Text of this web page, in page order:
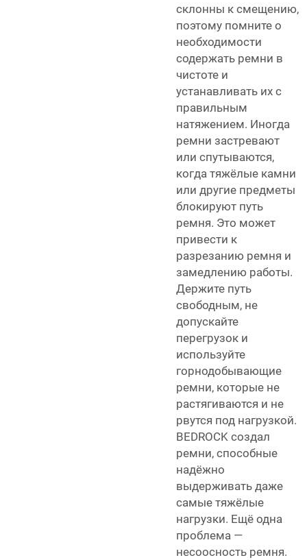
склонны к смещению,
поэтому помните о
необходимости
содержать ремни в
чистоте и
устанавливать их с
правильным
натяжением. Иногда
ремни застревают
или спутываются,
когда тяжёлые камни
или другие предметы
блокируют путь
ремня. Это может
привести к
разрезанию ремня и
замедлению работы.
Держите путь
свободным, не
допускайте
перегрузок и
используйте
горнодобывающие
ремни, которые не
растягиваются и не
рвутся под нагрузкой.
BEDROCK создал
ремни, способные
надёжно
выдерживать даже
самые тяжёлые
нагрузки. Ещё одна
проблема —
несоосность ремня.